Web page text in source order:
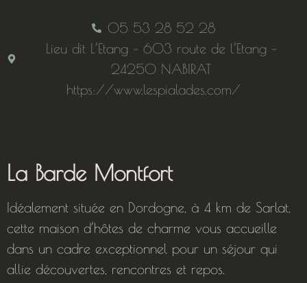
05 53 28 52 28
Lieu dit L’Etang – 603 route de l’Etang –
24250 NABIRAT
https://www.lespialades.com/
La Barde Montfort
Idéalement située en Dordogne, à 4 km de Sarlat,
cette maison d’hôtes de charme vous accueille
dans un cadre exceptionnel pour un séjour qui
allie découvertes, rencontres et repos.